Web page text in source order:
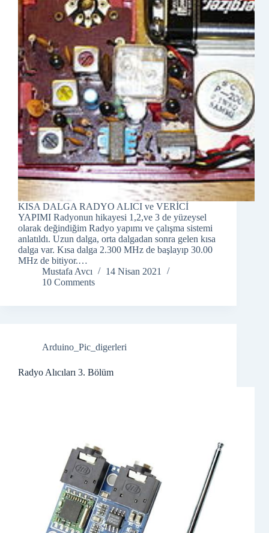
KISA DALGA RADYO ALICI ve VERİCİ
YAPIMI Radyonun hikayesi 1,2,ve 3 de yüzeysel
olarak değindiğim Radyo yapımı ve çalışma sistemi
anlatıldı. Uzun dalga, orta dalgadan sonra gelen kısa
dalga var. Kısa dalga 2.300 MHz de başlayıp 30.00
MHz de bitiyor.…
Mustafa Avcı
14 Nisan 2021
10 Comments
Arduino_Pic_digerleri
Radyo Alıcıları 3. Bölüm